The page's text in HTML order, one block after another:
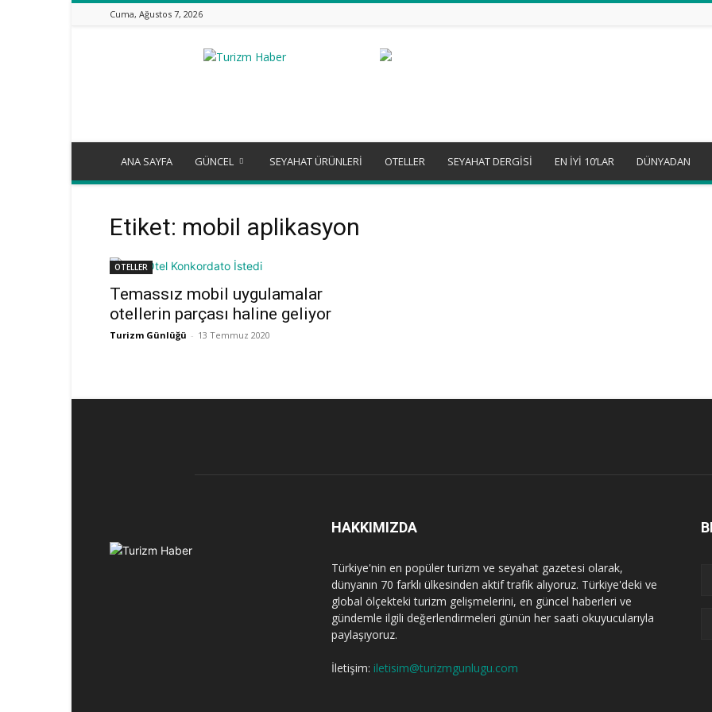
Cuma, Ağustos 7, 2026
Turizm
ANA SAYFA GÜNCEL SEYAHAT ÜRÜNLERİ OTELLER SEYAHAT DERGİSİ EN İYİ 10’LAR DÜNYADAN
Etiket: mobil aplikasyon
OTELLER
Temassız mobil uygulamalar
otellerin parçası haline geliyor
Turizm Günlüğü - 13 Temmuz 2020
HAKKIMIZDA
Türkiye'nin en popüler turizm ve seyahat gazetesi olarak,
dünyanın 70 farklı ülkesinden aktif trafik alıyoruz. Türkiye'deki ve
global ölçekteki turizm gelişmelerini, en güncel haberleri ve
gündemle ilgili değerlendirmeleri günün her saati okuyucularıyla
paylaşıyoruz.
İletişim: iletisim@turizmgunlugu.com